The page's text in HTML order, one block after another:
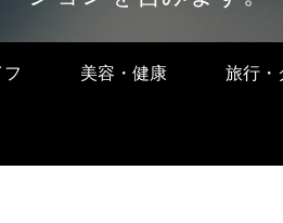
美容・健康 旅行・